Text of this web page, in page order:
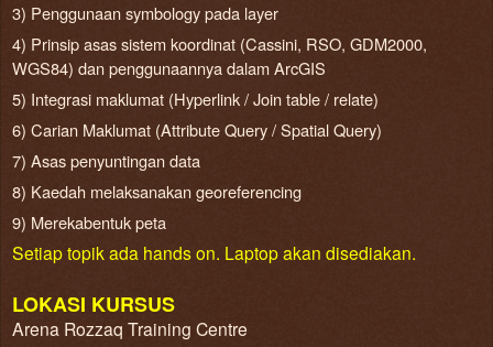
3) Penggunaan symbology pada layer
4) Prinsip asas sistem koordinat (Cassini, RSO, GDM2000,
WGS84) dan penggunaannya dalam ArcGIS
5) Integrasi maklumat (Hyperlink / Join table / relate)
6) Carian Maklumat (Attribute Query / Spatial Query)
7) Asas penyuntingan data
8) Kaedah melaksanakan georeferencing
9) Merekabentuk peta
Setiap topik ada hands on. Laptop akan disediakan.
LOKASI KURSUS
Arena Rozzaq Training Centre